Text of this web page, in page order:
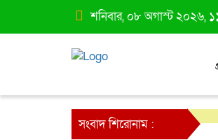
শনিবার, ০৮ অগাস্ট ২০২৬,
সংবাদ শিরোনাম :